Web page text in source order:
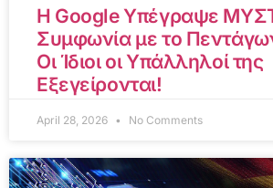
Η Google Υπέγραψε
Συμφωνία με το
Οι Ίδιοι οι Υπάλληλοί της
Εξεγείρονται!
April 28, 2026 No Comments